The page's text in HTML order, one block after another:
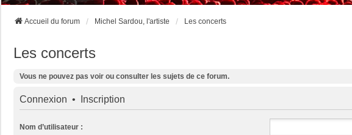
Accueil du forum Michel Sardou, l'artiste Les concerts
Les concerts
Vous ne pouvez pas voir ou consulter les sujets de ce forum.
Connexion • Inscription
Nom d’utilisateur :